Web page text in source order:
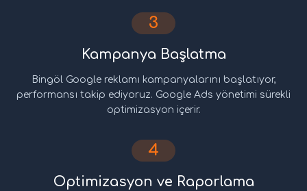
3
Kampanya Başlatma
Bingöl Google reklamı kampanyalarını başlatıyor,
performansı takip ediyoruz. Google Ads yönetimi sürekli
optimizasyon içerir.
4
Optimizasyon ve Raporlama